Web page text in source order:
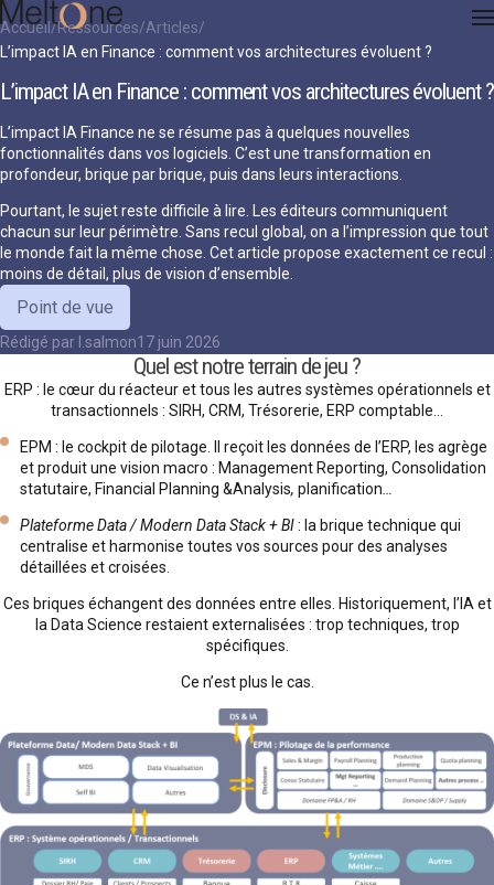
Accueil Ressources Articles
L’impact IA en Finance : comment vos architectures évoluent ?
L’impact IA en Finance : comment vos architectures évoluent ?
L’impact IA Finance ne se résume pas à quelques nouvelles
fonctionnalités dans vos logiciels. C’est une transformation en
profondeur, brique par brique, puis dans leurs interactions.
Pourtant, le sujet reste difficile à lire. Les éditeurs communiquent
chacun sur leur périmètre. Sans recul global, on a l’impression que tout
le monde fait la même chose. Cet article propose exactement ce recul :
moins de détail, plus de vision d’ensemble.
Point de vue
Rédigé par l.salmon17 juin 2026
Quel est notre terrain de jeu ?
ERP : le cœur du réacteur et tous les autres systèmes opérationnels et
transactionnels : SIRH, CRM, Trésorerie, ERP comptable…
EPM : le cockpit de pilotage. Il reçoit les données de l’ERP, les agrège
et produit une vision macro : Management Reporting, Consolidation
statutaire, Financial Planning &Analysis, planification
Plateforme Data / Modern Data Stack + BI: la brique technique qui
centralise et harmonise toutes vos sources pour des analyses
détaillées et croisées.
Ces briques échangent des données entre elles. Historiquement, l’IA et
la Data Science restaient externalisées : trop techniques, trop
spécifiques.
Ce n’est plus le cas.